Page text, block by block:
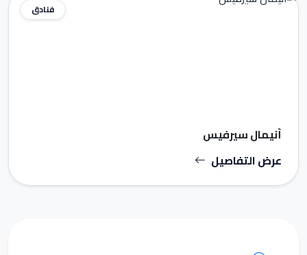
فنادق
أنيمال سيرفيس
عرض التفاصيل